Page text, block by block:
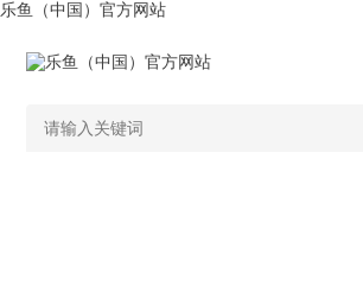
乐鱼（中国）官方网站